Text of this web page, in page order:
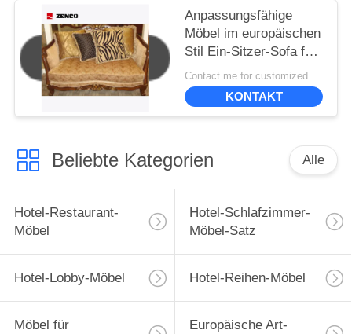
Anpassungsfähige
Möbel im europäischen
Stil Ein-Sitzer-Sofa für
elegante und
funktionelle
Sitzgelegenheiten
Contact me for customized MOQ:10
KONTAKT
Beliebte Kategorien Alle
Hotel-Restaurant-
Möbel
Hotel-Schlafzimmer-
Möbel-Satz
Hotel-Lobby-Möbel Hotel-Reihen-Möbel
Möbel für
Europäische Art-